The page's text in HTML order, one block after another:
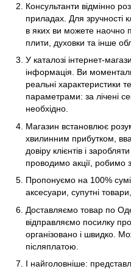
Консультанти відмінно
приладах. Для зручності
в яких ви можете наочно
плити, духовки та інше
У каталозі інтернет-
інформація. Ви
реальні характеристики
параметрами: за лічені
необхідно.
Магазин встановлює
хвилинним прибутком,
довіру клієнтів і
проводимо акції, робимо
Пропонуємо на 100%
аксесуари, супутні
Доставляємо товар по
відправляємо посилку
організовано і швидко.
післяплатою.
І найголовніше: